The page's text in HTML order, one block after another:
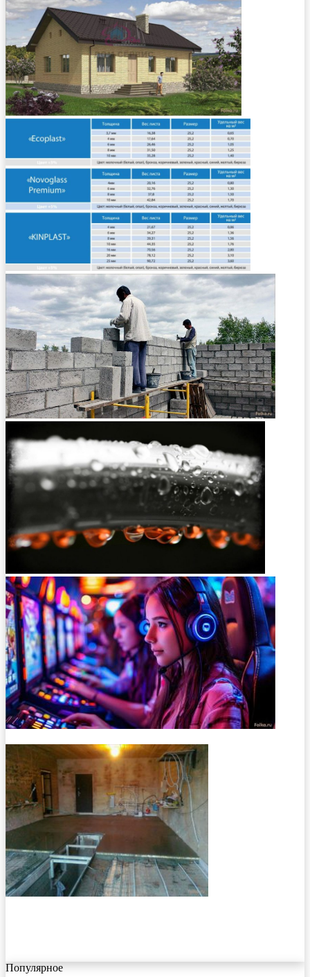
Популярное